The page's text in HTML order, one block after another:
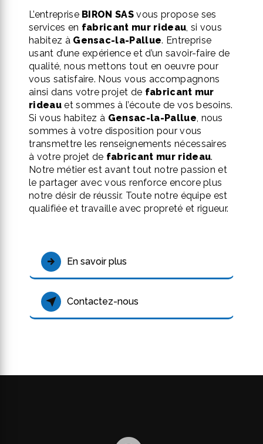
L’entreprise BIRON SAS vous propose ses
services en fabricant mur rideau, si vous
habitez à Gensac-la-Pallue. Entreprise
usant d’une expérience et d’un savoir-faire de
qualité, nous mettons tout en oeuvre pour
vous satisfaire. Nous vous accompagnons
ainsi dans votre projet de fabricant mur
rideauet sommes à l’écoute de vos besoins.
Si vous habitez à Gensac-la-Pallue, nous
sommes à votre disposition pour vous
transmettre les renseignements nécessaires
à votre projet de fabricant mur rideau.
Notre métier est avant tout notre passion et
le partager avec vous renforce encore plus
notre désir de réussir. Toute notre équipe est
qualifiée et travaille avec propreté et rigueur.
En savoir plus
Contactez-nous